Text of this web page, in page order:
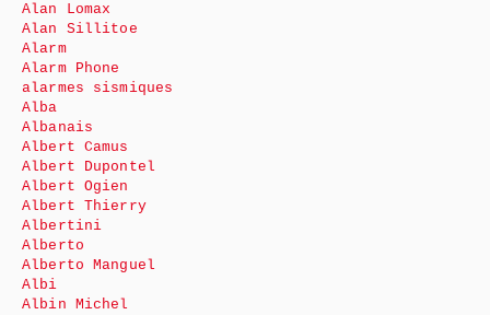
Alan Lomax
Alan Sillitoe
Alarm
Alarm Phone
alarmes sismiques
Alba
Albanais
Albert Camus
Albert Dupontel
Albert Ogien
Albert Thierry
Albertini
Alberto
Alberto Manguel
Albi
Albin Michel